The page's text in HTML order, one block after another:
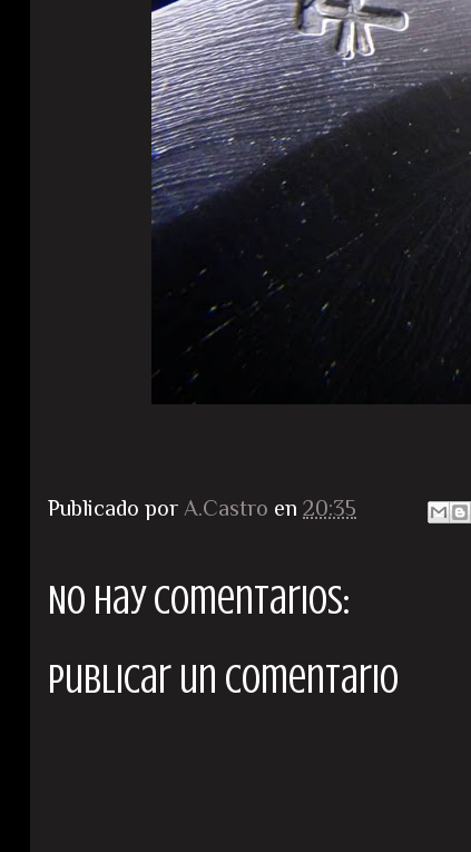
Publicado por A.Castro en 20:35
No hay comentarios:
Publicar un comentario